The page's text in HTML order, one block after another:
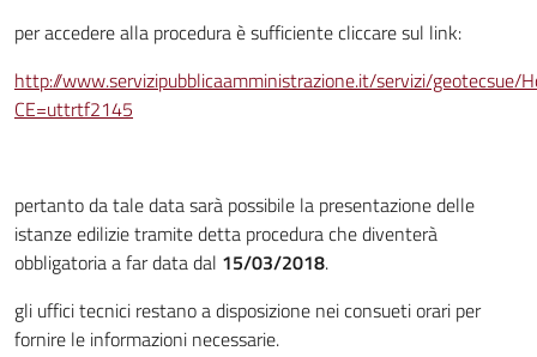
per accedere alla procedura è sufficiente cliccare sul link:
http://www.servizipubblicaamministrazione.it/servizi/geotecsue/
CE=uttrtf2145
pertanto da tale data sarà possibile la presentazione delle
istanze edilizie tramite detta procedura che diventerà
obbligatoria a far data dal 15/03/2018.
gli uffici tecnici restano a disposizione nei consueti orari per
fornire le informazioni necessarie.